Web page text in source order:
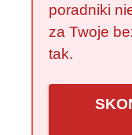
poradniki
za Twoje
tak.